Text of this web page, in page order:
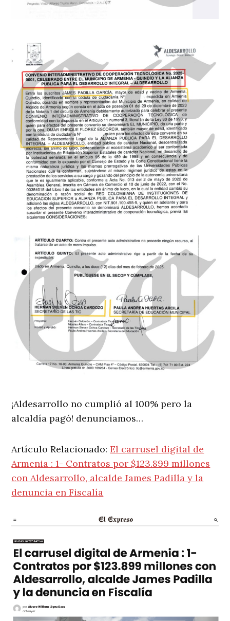
¡Aldesarrollo no cumplió al 100% pero la
alcaldía pagó! denunciamos…
Artículo Relacionado:El carrusel digital de
Armenia : 1- Contratos por $123.899 millones
con Aldesarrollo, alcalde James Padilla y la
denuncia en Fiscalía